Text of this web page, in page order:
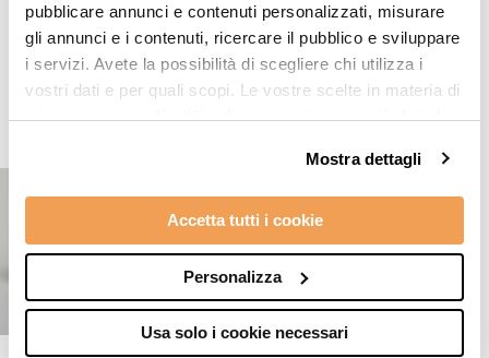
pubblicare annunci e contenuti personalizzati, misurare
gli annunci e i contenuti, ricercare il pubblico e sviluppare
i servizi. Avete la possibilità di scegliere chi utilizza i
vostri dati e per quali scopi. Le vostre scelte in materia di
privacy sono applicabili solo su questa proprietà digitale
modificare o revocare il proprio consenso in qualsiasi
momento dalla Dichiarazione sui cookie o facendo clic
sull'icona di attivazione della privacy.
Con il tuo consenso, vorremmo anche:
raccogliere informazioni sulla tua posizione
geografica, con un'approssimazione di qualche
Mostra dettagli
Accetta tutti i cookie
Personalizza
Usa solo i cookie necessari
Prodotti in evidenza